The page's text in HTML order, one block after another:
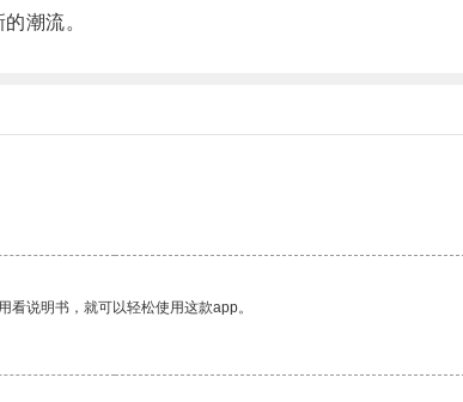
潮流。
说明书，就可以轻松使用这款app。